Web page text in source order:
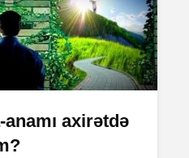
axirətdə